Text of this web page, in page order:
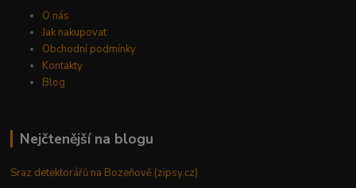
O nás
Jak nakupovat
Obchodní podmínky
Kontakty
Blog
Nejčtenější na blogu
Sraz detektorářů na Bozeňově (zipsy.cz)